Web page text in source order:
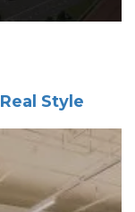
Real Style